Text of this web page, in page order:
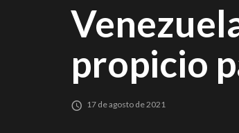
propicio
17 de agosto de 2021